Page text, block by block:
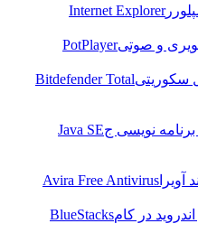
Internet Explorer
و صوتیPotPlayer
Bitdefender Total
نویسی جJava SE
Avira Free Antivirus
در کامBlueStacks